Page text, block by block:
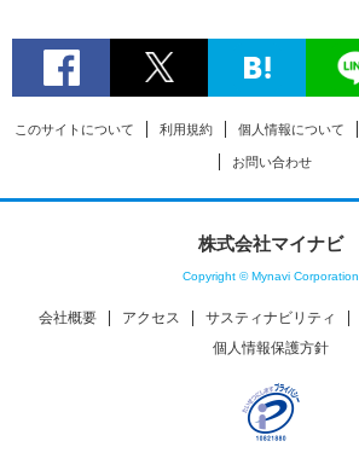
このサイトについて 利用規約 個人情報について
お問い合わせ
株式会社マイナビ
Copyright © Mynavi Corporation
会社概要 アクセス サスティナビリティ
個人情報保護方針